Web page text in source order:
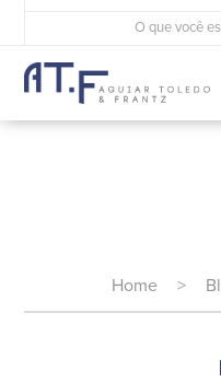
Home >